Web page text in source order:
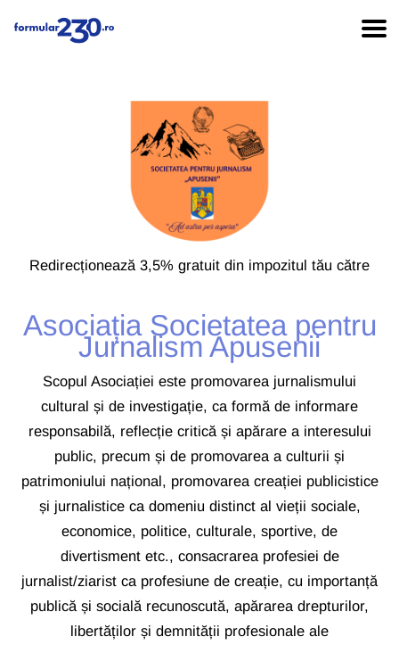
Redirecționează 3,5% gratuit din impozitul tău către
Asociația Societatea pentru
Jurnalism Apusenii
Scopul Asociației este promovarea jurnalismului
cultural și de investigație, ca formă de informare
responsabilă, reflecție critică și apărare a interesului
public, precum și de promovarea a culturii și
patrimoniului național, promovarea creației publicistice
și jurnalistice ca domeniu distinct al vieții sociale,
economice, politice, culturale, sportive, de
divertisment etc., consacrarea profesiei de
jurnalist/ziarist ca profesiune de creație, cu importanță
publică și socială recunoscută, apărarea drepturilor,
libertăților și demnității profesionale ale